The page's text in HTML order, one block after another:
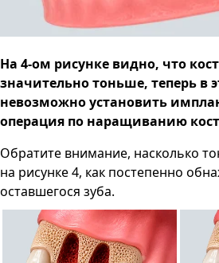
На 4-ом рисунке видно, что
значительно тоньше, теперь в
невозможно установить
операция по наращиванию
Обратите внимание, насколько
на рисунке 4, как постепенно
оставшегося зуба.